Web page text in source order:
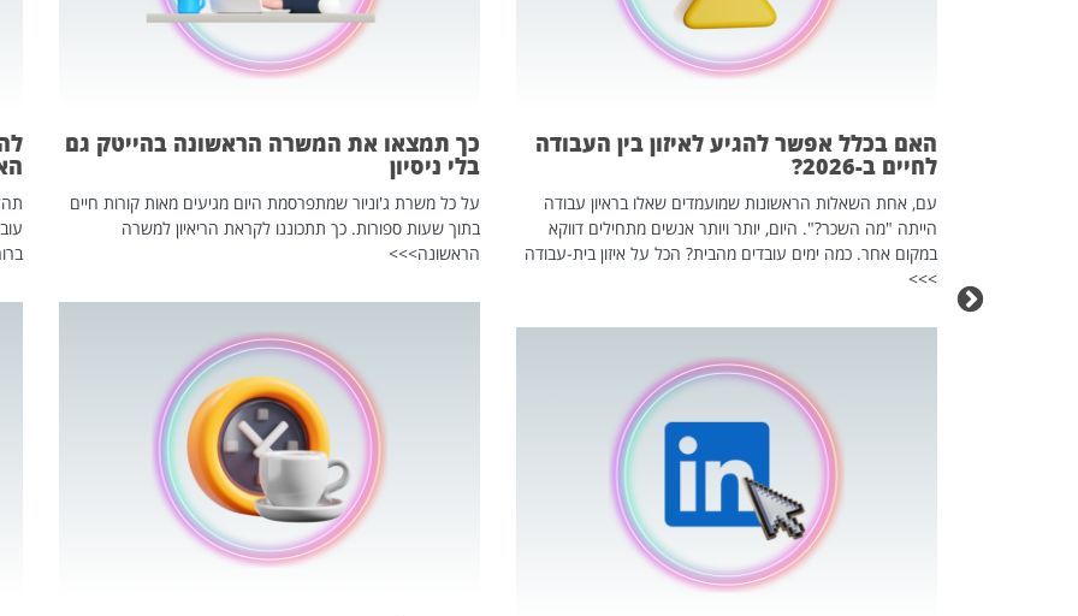
האם בכלל אפשר להגיע לאיזון בין העבודה
לחיים ב-2026?
עם, אחת השאלות הראשונות שמועמדים שאלו בראיון עבודה
הייתה "מה השכר?". היום, יותר ויותר אנשים מתחילים דווקא
במקום אחר. כמה ימים עובדים מהבית? הכל על איזון בית-עבודה
>>>
כך תמצאו את המשרה הראשונה בהייטק גם
בלי ניסיון
על כל משרת ג'וניור שמתפרסמת היום מגיעים מאות קורות חיים
בתוך שעות ספורות. כך תתכוננו לקראת הריאיון למשרה
הראשונה>>>